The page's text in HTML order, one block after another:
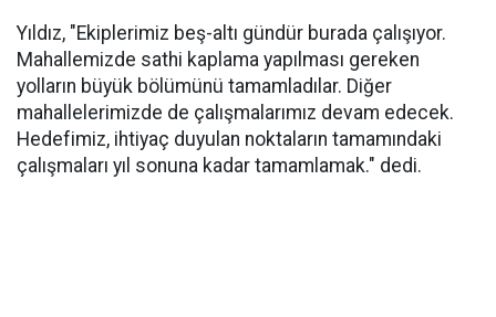
Yıldız, "Ekiplerimiz beş-altı gündür burada çalışıyor.
Mahallemizde sathi kaplama yapılması gereken
yolların büyük bölümünü tamamladılar. Diğer
mahallelerimizde de çalışmalarımız devam edecek.
Hedefimiz, ihtiyaç duyulan noktaların tamamındaki
çalışmaları yıl sonuna kadar tamamlamak." dedi.